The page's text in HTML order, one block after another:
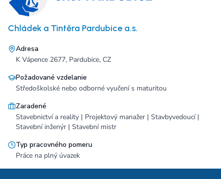
Chládek a Tintěra Pardubice a.s.
Adresa
K Vápence 2677, Pardubice, CZ
Požadované vzdelanie
Středoškolské nebo odborné vyučení s maturitou
Zaradené
Stavebnictví a reality | Projektový manažer | Stavbyvedoucí |
Stavební inženýr | Stavební mistr
Typ pracovného pomeru
Práce na plný úvazek